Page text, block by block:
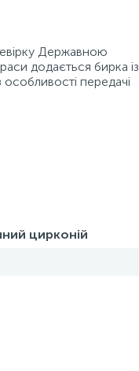
Державною
додається бирка із
передачі
цирконій